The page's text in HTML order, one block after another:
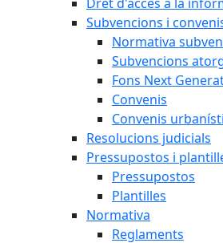
Subvencions i
Normativa
Subvencions
Fons Next
Convenis
Convenis
Resolucions judicials
Pressupostos i
Pressupostos
Plantilles
Normativa
Reglaments